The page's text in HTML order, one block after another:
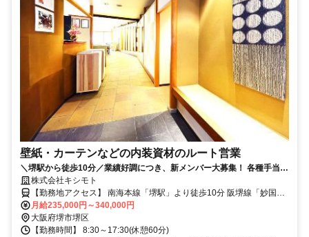
壁紙・カーテンなどの内装資材のルート営業
＼堺駅から徒歩10分／業績好調につき、新メンバー大募集！ 各種手当や
インセンティブ制度充実で無理なくしっかり稼げます！
株式会社キシモト
【勤務地アクセス】 南海本線「堺駅」より徒歩10分 阪堺線「妙国寺
前駅」より徒歩7分 南海高野線「堺東駅」より自転車9分
月給235,000円～340,000円
大阪府堺市堺区
【勤務時間】 8:30～17:30(休憩60分)